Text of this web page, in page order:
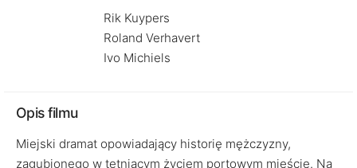
Rik Kuypers
Roland Verhavert
Ivo Michiels
Opis filmu
Miejski dramat opowiadający historię mężczyzny,
zagubionego w tętniącym życiem portowym mieście. Na